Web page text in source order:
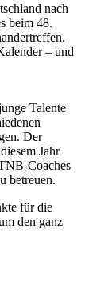
nach
beim 48.
– und
Talente
Der
Jahr
Coaches
betreuen.
für die
den ganz